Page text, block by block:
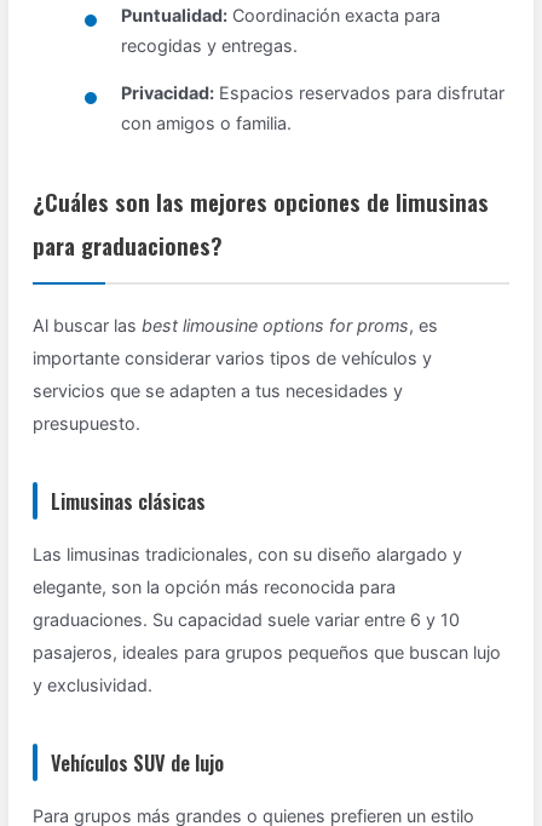
Puntualidad: Coordinación exacta para
recogidas y entregas.
Privacidad: Espacios reservados para disfrutar
con amigos o familia.
¿Cuáles son las mejores opciones de limusinas
para graduaciones?
Al buscar lasbest limousine options for proms, es
importante considerar varios tipos de vehículos y
servicios que se adapten a tus necesidades y
presupuesto.
Limusinas clásicas
Las limusinas tradicionales, con su diseño alargado y
elegante, son la opción más reconocida para
graduaciones. Su capacidad suele variar entre 6 y 10
pasajeros, ideales para grupos pequeños que buscan lujo
y exclusividad.
Vehículos SUV de lujo
Para grupos más grandes o quienes prefieren un estilo